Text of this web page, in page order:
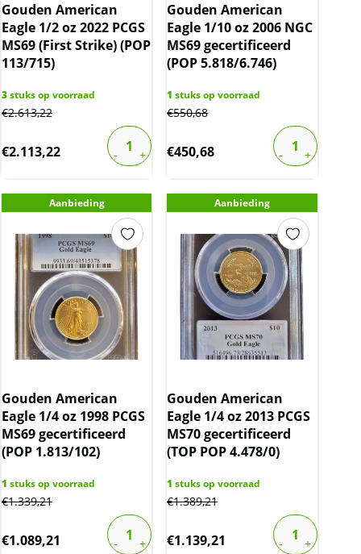
Gouden American
Eagle 1/2 oz 2022 PCGS
MS69 (First Strike) (POP
113/715)
3stuks op voorraad
€2.613,22
€2.113,22
Gouden American
Eagle 1/10 oz 2006 NGC
MS69 gecertificeerd
(POP 5.818/6.746)
1 stuks op voorraad
€550,68
€450,68
Aanbieding
Gouden American
Eagle 1/4 oz 1998 PCGS
MS69 gecertificeerd
(POP 1.813/102)
1 stuks op voorraad
€1.339,21
€1.089,21
Aanbieding
Gouden American
Eagle 1/4 oz 2013 PCGS
MS70 gecertificeerd
(TOP POP 4.478/0)
1 stuks op voorraad
€1.389,21
€1.139,21